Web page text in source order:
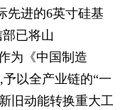
先进的6英寸硅基
已将山
为《中国制造
以全产业链的“一
旧动能转换重大工